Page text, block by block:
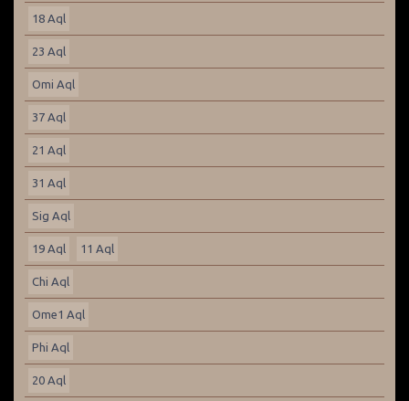
18 Aql
23 Aql
Omi Aql
37 Aql
21 Aql
31 Aql
Sig Aql
19 Aql 11 Aql
Chi Aql
Ome1 Aql
Phi Aql
20 Aql